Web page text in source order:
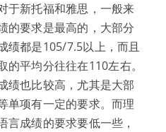
于新托福和雅思，一般来
的要求是最高的，大部分
绩都是105/7.5以上，而且
平均分往往在110左右。
绩也比较高，尤其是大部
单项有一定的要求。而理
言成绩的要求要低一些，